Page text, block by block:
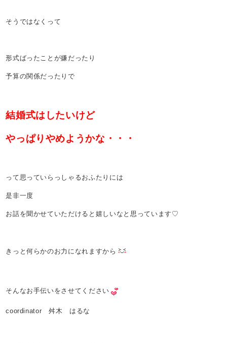
そうではなくって
形式ばったことが嫌だったり
予算の関係だったりで
結婚式はしたいけど
やっぱりやめようかな・・・
って思っていらっしゃるおふたりには
是非一度
お話を聞かせていただけると嬉しいなと思っています♡
きっと何らかのお力になれますから
そんなお手伝いをさせてください
coordinator 舛木 はるな